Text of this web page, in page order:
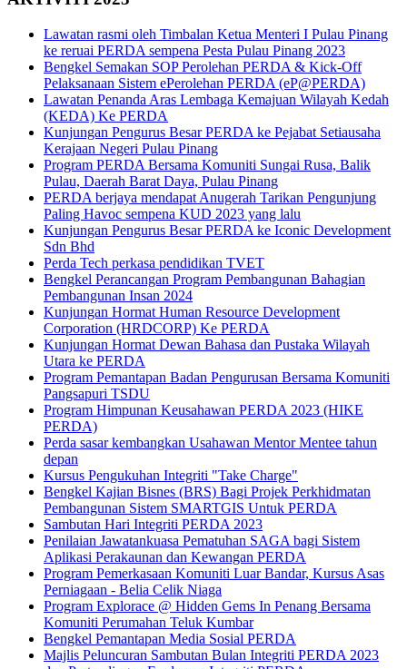
Lawatan rasmi oleh Timbalan Ketua Menteri I Pulau Pinang
ke reruai PERDA sempena Pesta Pulau Pinang 2023
Bengkel Semakan SOP Perolehan PERDA & Kick-Off
Pelaksanaan Sistem ePerolehan PERDA (eP@PERDA)
Lawatan Penanda Aras Lembaga Kemajuan Wilayah Kedah
(KEDA) Ke PERDA
Kunjungan Pengurus Besar PERDA ke Pejabat Setiausaha
Kerajaan Negeri Pulau Pinang
Program PERDA Bersama Komuniti Sungai Rusa, Balik
Pulau, Daerah Barat Daya, Pulau Pinang
PERDA berjaya mendapat Anugerah Tarikan Pengunjung
Paling Havoc sempena KUD 2023 yang lalu
Kunjungan Pengurus Besar PERDA ke Iconic Development
Sdn Bhd
Perda Tech perkasa pendidikan TVET
Bengkel Perancangan Program Pembangunan Bahagian
Pembangunan Insan 2024
Kunjungan Hormat Human Resource Development
Corporation (HRDCORP) Ke PERDA
Kunjungan Hormat Dewan Bahasa dan Pustaka Wilayah
Utara ke PERDA
Program Pemantapan Badan Pengurusan Bersama Komuniti
Pangsapuri TSDU
Program Himpunan Keusahawan PERDA 2023 (HIKE
PERDA)
Perda sasar kembangkan Usahawan Mentor Mentee tahun
depan
Kursus Pengukuhan Integriti "Take Charge"
Bengkel Kajian Bisnes (BRS) Bagi Projek Perkhidmatan
Pembangunan Sistem SMARTGIS Untuk PERDA
Sambutan Hari Integriti PERDA 2023
Penilaian Jawatankuasa Pematuhan SAGA bagi Sistem
Aplikasi Perakaunan dan Kewangan PERDA
Program Pemerkasaan Komuniti Luar Bandar, Kursus Asas
Perniagaan - Belia Celik Niaga
Program Explorace @ Hidden Gems In Penang Bersama
Komuniti Perumahan Teluk Kumbar
Bengkel Pemantapan Media Sosial PERDA
Majlis Peluncuran Sambutan Bulan Integriti PERDA 2023